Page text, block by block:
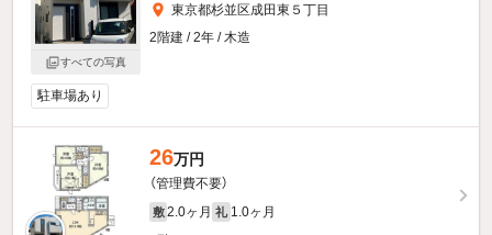
すべての写真
東京都杉並区成田東５丁目
2階建 / 2年 / 木造
駐車場あり
26万円
（管理費不要）
敷 2.0ヶ月 礼 1.0ヶ月